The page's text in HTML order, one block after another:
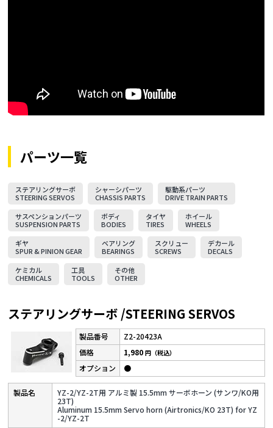
パーツ一覧
ステアリングサーボ
STEERING SERVOS
シャーシパーツ
CHASSIS PARTS
駆動系パーツ
DRIVE TRAIN PARTS
サスペンションパーツ
SUSPENSION PARTS
ボディ
BODIES
タイヤ
TIRES
ホイール
WHEELS
ギヤ
SPUR & PINION GEAR
ベアリング
BEARINGS
スクリュー
SCREWS
デカール
DECALS
ケミカル
CHEMICALS
工具
TOOLS
その他
OTHER
ステアリングサーボ /STEERING SERVOS
Z2-20423A
YZ-2/YZ-2T用 アルミ製 15.5mm サーボホーン (サンワ/KO用
23T)
Aluminum 15.5mm Servo horn (Airtronics/KO 23T) for YZ
-2/YZ-2T
1,980円（税込）
●